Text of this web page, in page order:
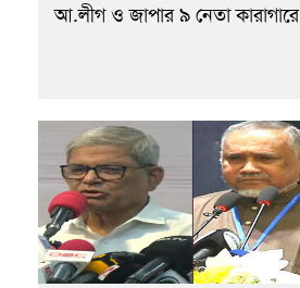
আ.লীগ ও জাপার ৯ নেতা কারাগারে